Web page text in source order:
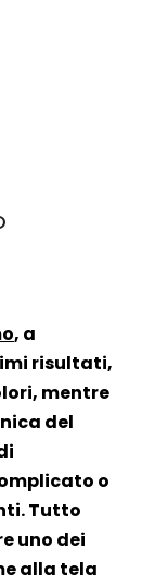
, a
risultati,
mentre
del
o
Tutto
uno dei
alla tela